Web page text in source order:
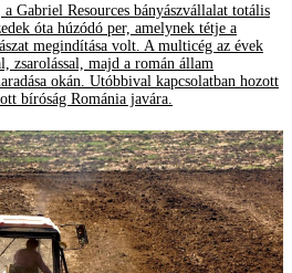
Gabriel Resources bányászvállalat totális
óta húzódó per, amelynek tétje a
megindítása volt. A multicég az évek
zsarolással, majd a román állam
okán. Utóbbival kapcsolatban hozott
bíróság Románia javára.